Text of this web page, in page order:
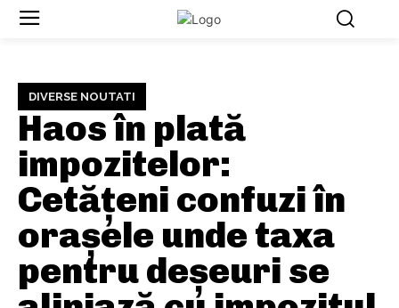
DIVERSE NOUTATI
Haos în plată
impozitelor:
Cetățeni confuzi în
orașele unde taxa
pentru deșeuri se